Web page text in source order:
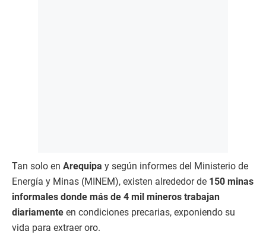
Tan solo en Arequipa y según informes del Ministerio de
Energía y Minas (MINEM), existen alrededor de 150 minas
informales donde más de 4 mil mineros trabajan
diariamente en condiciones precarias, exponiendo su
vida para extraer oro.